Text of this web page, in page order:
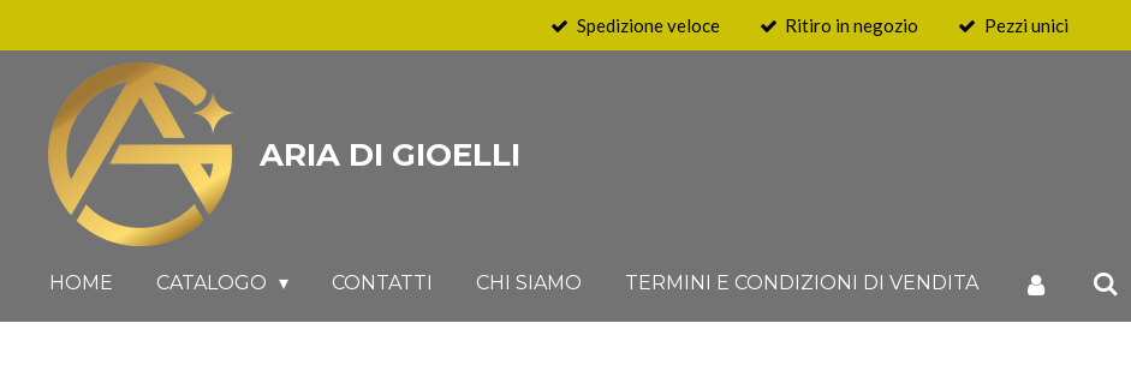
contenuto
principale
Spedizione veloce Ritiro in negozio Pezzi unici
ARIA DI GIOELLI
HOME CATALOGO CONTATTI CHI SIAMO TERMINI E CONDIZIONI DI VENDITA